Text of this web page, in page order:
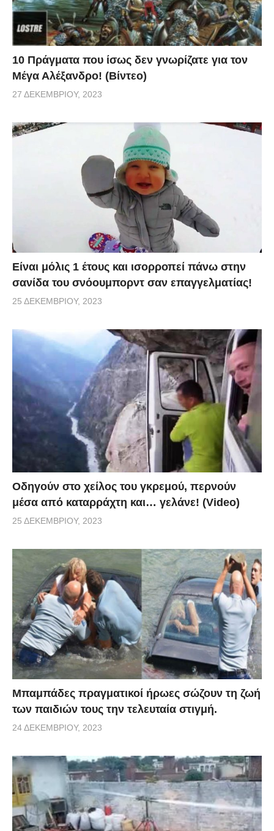
10 Πράγματα που ίσως δεν γνωρίζατε για τον
Μέγα Αλέξανδρο! (Βίντεο)
27 ΔΕΚΕΜΒΡΊΟΥ, 2023
Είναι μόλις 1 έτους και ισορροπεί πάνω στην
σανίδα του σνόουμπορντ σαν επαγγελματίας!
25 ΔΕΚΕΜΒΡΊΟΥ, 2023
Οδηγούν στο χείλος του γκρεμού, περνούν
μέσα από καταρράχτη και… γελάνε! (Video)
25 ΔΕΚΕΜΒΡΊΟΥ, 2023
Μπαμπάδες πραγματικοί ήρωες σώζουν τη ζωή
των παιδιών τους την τελευταία στιγμή.
24 ΔΕΚΕΜΒΡΊΟΥ, 2023